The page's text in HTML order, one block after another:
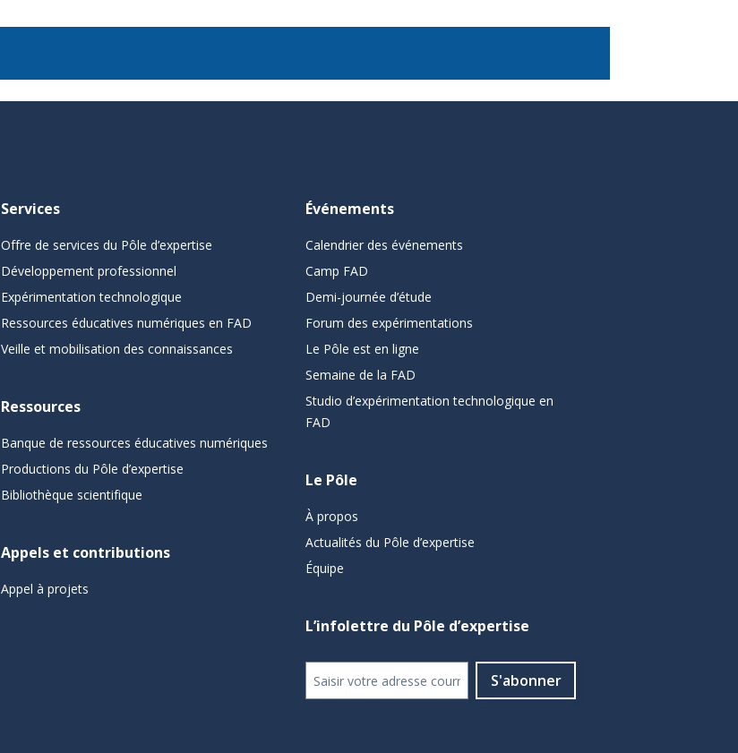
Services
Offre de services du Pôle d’expertise
Développement professionnel
Expérimentation technologique
Ressources éducatives numériques en FAD
Veille et mobilisation des connaissances
Ressources
Banque de ressources éducatives numériques
Productions du Pôle d’expertise
Bibliothèque scientifique
Appels et contributions
Appel à projets
Événements
Calendrier des événements
Camp FAD
Demi-journée d’étude
Forum des expérimentations
Le Pôle est en ligne
Semaine de la FAD
Studio d’expérimentation technologique en
FAD
Le Pôle
À propos
Actualités du Pôle d’expertise
Équipe
L’infolettre du Pôle d’expertise